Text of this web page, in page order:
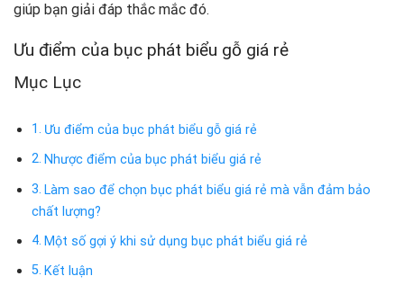
giúp bạn giải đáp thắc mắc đó.
Ưu điểm của bục phát biểu gỗ giá rẻ
Mục Lục
Ưu điểm của bục phát biểu gỗ giá rẻ
Nhược điểm của bục phát biểu giá rẻ
Làm sao để chọn bục phát biểu giá rẻ mà vẫn đảm bảo
chất lượng?
Một số gợi ý khi sử dụng bục phát biểu giá rẻ
Kết luận